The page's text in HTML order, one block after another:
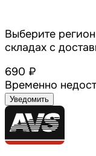
Выберите
складах с
690 ₽
Временно
Уведомить